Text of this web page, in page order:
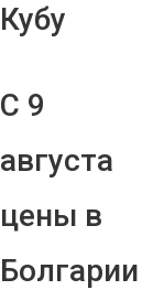
Кубу
С 9
августа
цены в
Болгарии